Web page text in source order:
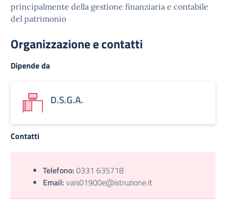
principalmente della gestione finanziaria e contabile
del patrimonio
Organizzazione e contatti
Dipende da
D.S.G.A.
Contatti
Telefono: 0331 635718
Email: vais01900e@istruzione.it